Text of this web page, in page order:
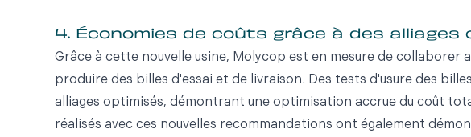
4. Économies de coûts grâce à des alliages
Grâce à cette nouvelle usine, Molycop est en mesure de collaborer
produire des billes d'essai et de livraison. Des tests d'usure des
alliages optimisés, démontrant une optimisation accrue du coût
réalisés avec ces nouvelles recommandations ont également